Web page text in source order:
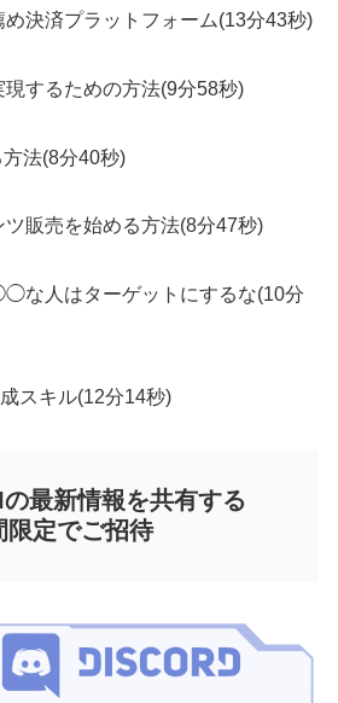
決済プラットフォーム(13分43秒)
するための方法(9分58秒)
法(8分40秒)
販売を始める方法(8分47秒)
な人はターゲットにするな(10分
スキル(12分14秒)
最新情報を共有する
定でご招待